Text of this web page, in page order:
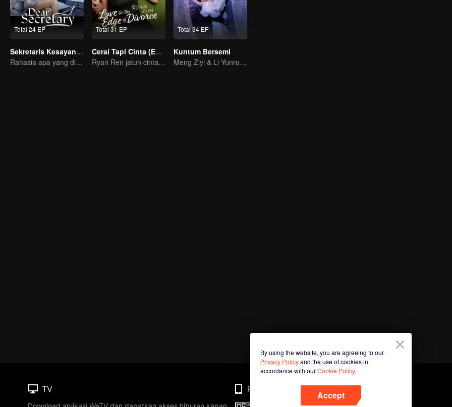
Total 24 EP
Sekretaris Kesayanganku
Rahasia apa yang disembunyikan Sekretaris favoritku?
Total 31 EP
Cerai Tapi Cinta (English Ver.)
Ryan Ren jatuh cinta setelah gugat cerai Istrinya?!
Total 34 EP
Kuntum Bersemi
Meng Ziyi & Li Yunrui mencari cinta
By using the website, you are agreeing to our
Privacy Policyand the use of cookies in
accordance with ourCookie Policy.
Accept
TV Phone